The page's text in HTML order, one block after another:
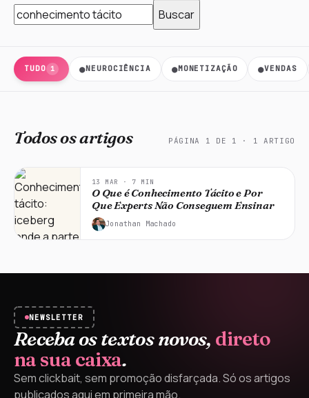
Buscar
TUDO 1 ●NEUROCIÊNCIA ●MONETIZAÇÃO ●VENDAS
Todos os artigos PÁGINA 1 DE 1 · 1 ARTIGO
13 MAR · 7 MIN
O Que é Conhecimento Tácito e Por
Que Experts Não Conseguem Ensinar
Jonathan Machado
NEWSLETTER
Receba os textos novos, direto
na sua caixa.
Sem clickbait, sem promoção disfarçada. Só os artigos
publicados aqui em primeira mão.